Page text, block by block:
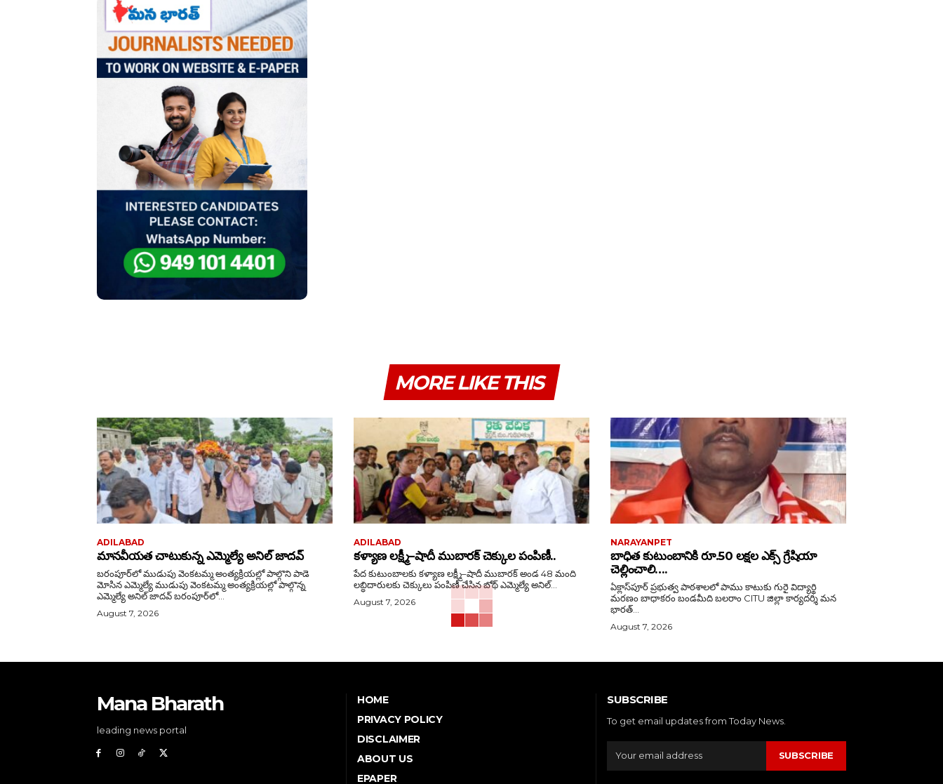
MORE LIKE THIS
ADILABAD
మానవీయత చాటుకున్న ఎమ్మెల్యే అనిల్ జాదవ్
బరంపూర్‌లో ముడుపు వెంకటమ్మ అంత్యక్రియల్లో పాల్గొని పాడె
మోసిన ఎమ్మెల్యే ముడుపు వెంకటమ్మ అంత్యక్రియల్లో పాల్గొన్న
ఎమ్మెల్యే అనిల్ జాదవ్ బరంపూర్‌లో...
August 7, 2026
ADILABAD
కళ్యాణ లక్ష్మీ–షాదీ ముబారక్ చెక్కుల పంపిణీ..
పేద కుటుంబాలకు కళ్యాణ లక్ష్మీ–షాదీ ముబారక్ అండ 48 మంది
లబ్ధిదారులకు చెక్కులు పంపిణీ చేసిన బోథ్ ఎమ్మెల్యే అనిల్...
August 7, 2026
NARAYANPET
బాధిత కుటుంబానికి రూ.50 లక్షల ఎక్స్ గ్రేషియా
చెల్లించాలి….
ఏక్లాస్‌పూర్ ప్రభుత్వ పాఠశాలలో పాము కాటుకు గురై విద్యార్థి
మరణం బాధాకరం బండమీది బలరాం CITU జిల్లా కార్యదర్శి మన
భారత్...
August 7, 2026
Mana Bharath
leading news portal
HOME
PRIVACY POLICY
DISCLAIMER
ABOUT US
EPAPER
SUBSCRIBE
To get email updates from Today News.
SUBSCRIBE